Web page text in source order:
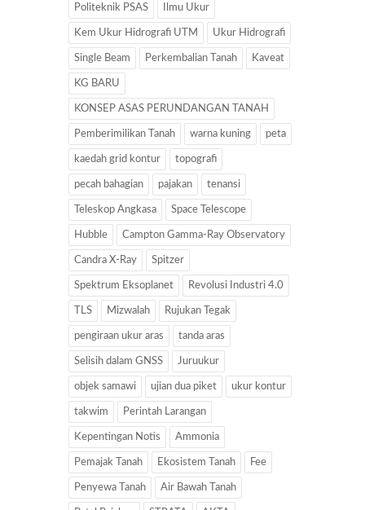
Politeknik PSAS Ilmu Ukur
Kem Ukur Hidrografi UTM Ukur Hidrografi
Single Beam Perkembalian Tanah Kaveat
KG BARU
KONSEP ASAS PERUNDANGAN TANAH
Pemberimilikan Tanah warna kuning peta
kaedah grid kontur topografi
pecah bahagian pajakan tenansi
Teleskop Angkasa Space Telescope
Hubble Campton Gamma-Ray Observatory
Candra X-Ray Spitzer
Spektrum Eksoplanet Revolusi Industri 4.0
TLS Mizwalah Rujukan Tegak
pengiraan ukur aras tanda aras
Selisih dalam GNSS Juruukur
objek samawi ujian dua piket ukur kontur
takwim Perintah Larangan
Kepentingan Notis Ammonia
Pemajak Tanah Ekosistem Tanah Fee
Penyewa Tanah Air Bawah Tanah